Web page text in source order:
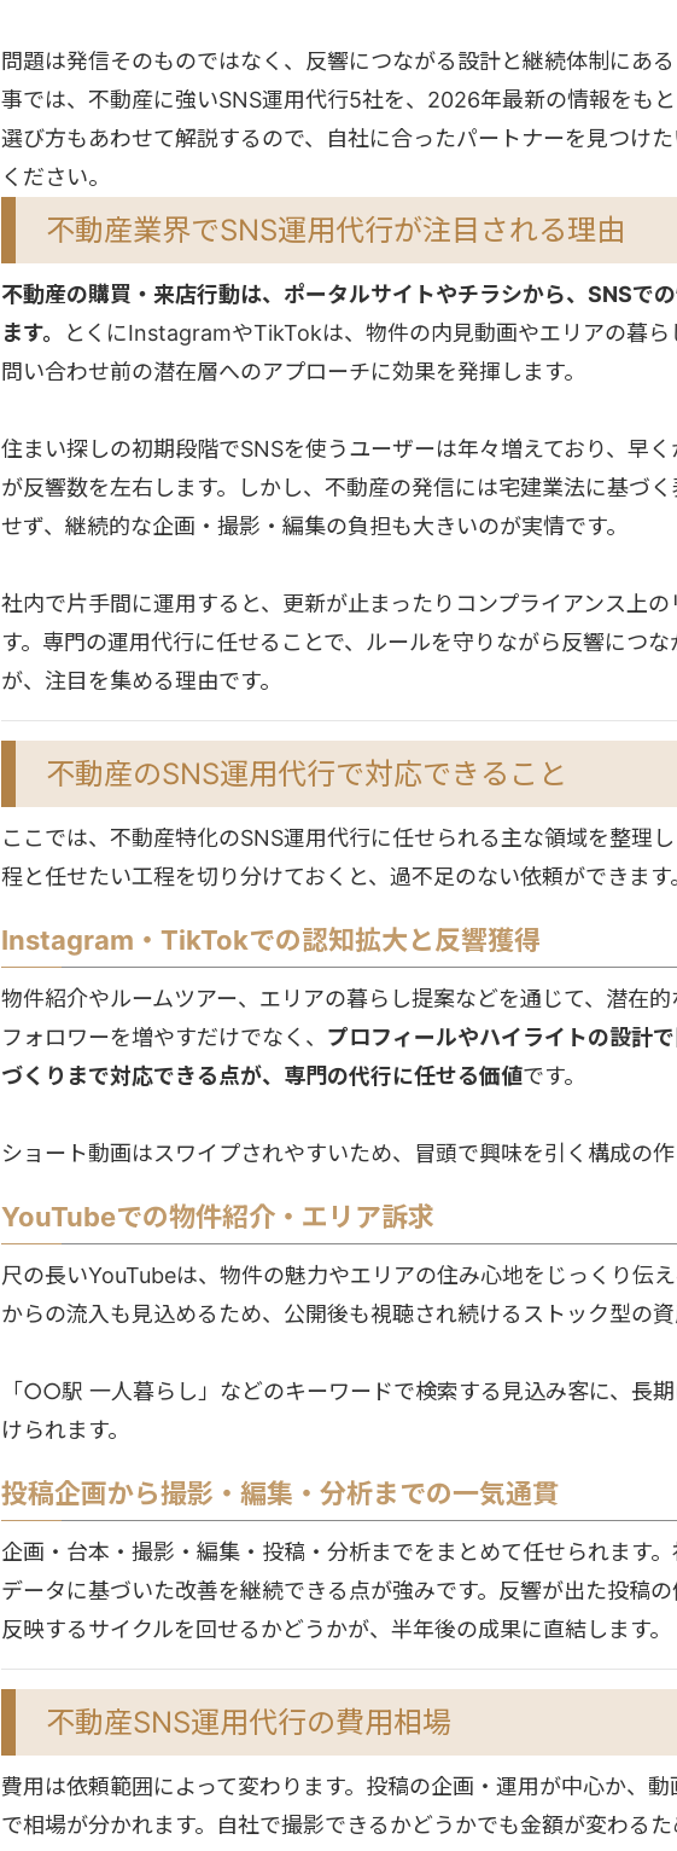
問題は発信そのものではなく、反響につながる設計と継続体制にあ
事では、不動産に強いSNS運用代行5社を、2026年最新の情報をも
選び方もあわせて解説するので、自社に合ったパートナーを見つけ
ください。
不動産業界でSNS運用代行が注目される理由
不動産の購買・来店行動は、ポータルサイトやチラシから、SNSで
ます。
とくにInstagramやTikTokは、物件の内見動画やエリアの暮ら
問い合わせ前の潜在層へのアプローチに効果を発揮します。
住まい探しの初期段階でSNSを使うユーザーは年々増えており、早
が反響数を左右します。しかし、不動産の発信には宅建業法に基づ
せず、継続的な企画・撮影・編集の負担も大きいのが実情です。
社内で片手間に運用すると、更新が止まったりコンプライアンス上
す。専門の運用代行に任せることで、ルールを守りながら反響につ
が、注目を集める理由です。
不動産のSNS運用代行で対応できること
ここでは、不動産特化のSNS運用代行に任せられる主な領域を整理
程と任せたい工程を切り分けておくと、過不足のない依頼ができます
Instagram・TikTokでの認知拡大と反響獲得
物件紹介やルームツアー、エリアの暮らし提案などを通じて、潜在的
フォロワーを増やすだけでなく、 プロフィールやハイライトの設計
づくりまで対応できる点が、専門の代行に任せる価値です。
ショート動画はスワイプされやすいため、冒頭で興味を引く構成の作
YouTubeでの物件紹介・エリア訴求
尺の長いYouTubeは、物件の魅力やエリアの住み心地をじっくり伝
からの流入も見込めるため、公開後も視聴され続けるストック型の資
「○○駅 一人暮らし」などのキーワードで検索する見込み客に、長
けられます。
投稿企画から撮影・編集・分析までの一気通貫
企画・台本・撮影・編集・投稿・分析までをまとめて任せられます。
データに基づいた改善を継続できる点が強みです。反響が出た投稿
反映するサイクルを回せるかどうかが、半年後の成果に直結します。
不動産SNS運用代行の費用相場
費用は依頼範囲によって変わります。投稿の企画・運用が中心か、
で相場が分かれます。自社で撮影できるかどうかでも金額が変わる